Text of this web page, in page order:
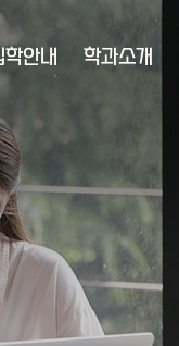
학안내 학과소개